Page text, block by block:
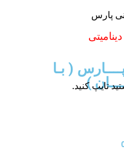
( بـا
)
تایپ کنید.